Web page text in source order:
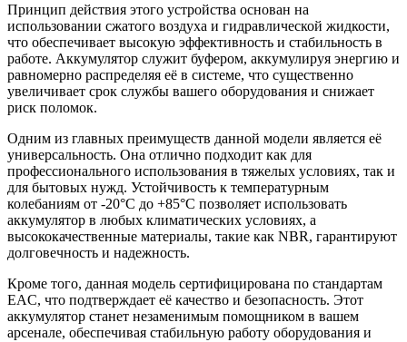
Принцип действия этого устройства основан на
использовании сжатого воздуха и гидравлической жидкости,
что обеспечивает высокую эффективность и стабильность в
работе. Аккумулятор служит буфером, аккумулируя энергию и
равномерно распределяя её в системе, что существенно
увеличивает срок службы вашего оборудования и снижает
риск поломок.
Одним из главных преимуществ данной модели является её
универсальность. Она отлично подходит как для
профессионального использования в тяжелых условиях, так и
для бытовых нужд. Устойчивость к температурным
колебаниям от -20°C до +85°C позволяет использовать
аккумулятор в любых климатических условиях, а
высококачественные материалы, такие как NBR, гарантируют
долговечность и надежность.
Кроме того, данная модель сертифицирована по стандартам
EAC, что подтверждает её качество и безопасность. Этот
аккумулятор станет незаменимым помощником в вашем
арсенале, обеспечивая стабильную работу оборудования и